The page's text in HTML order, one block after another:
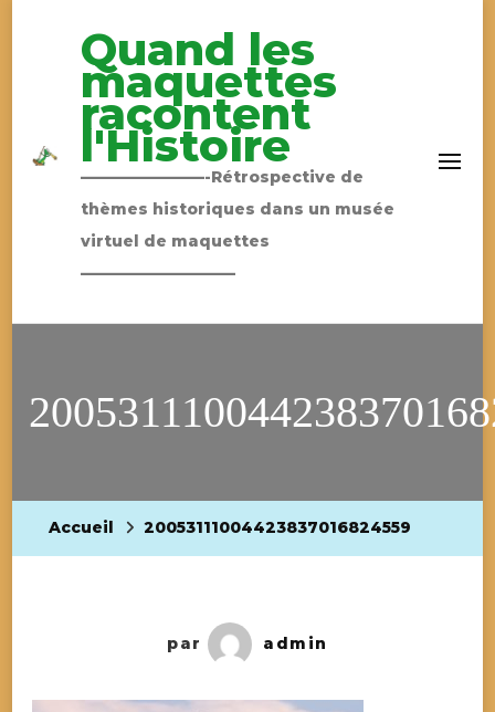
Quand les
maquettes
racontent
l'Histoire
————————-Rétrospective de
thèmes historiques dans un musée
virtuel de maquettes
——————————
Accueil 20053111004423837016824559
par admin